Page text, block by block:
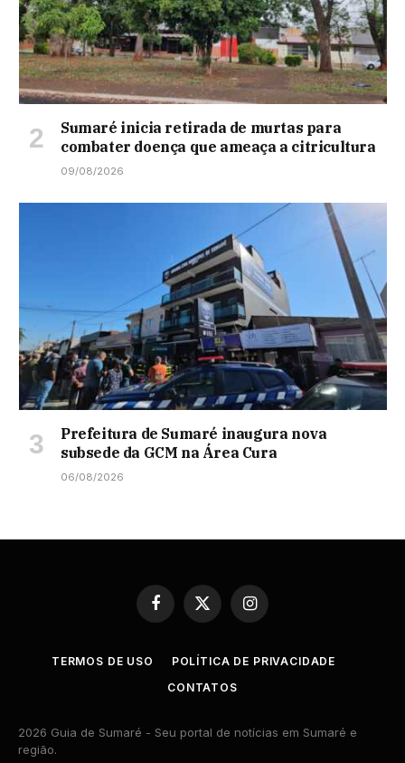
Sumaré inicia retirada de murtas para
combater doença que ameaça a citricultura
09/08/2026
Prefeitura de Sumaré inaugura nova
subsede da GCM na Área Cura
06/08/2026
Facebook
X
(Twitter)
Instagram
TERMOS DE USO
POLÍTICA DE PRIVACIDADE
CONTATOS
2026 Guia de Sumaré - Seu portal de notícias em Sumaré e
região.